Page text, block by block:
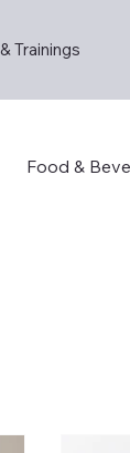
Trainings
Food &